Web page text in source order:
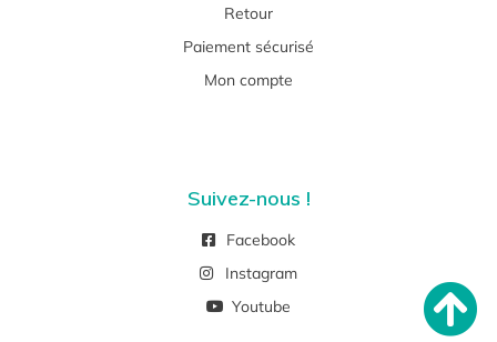
Retour
Paiement sécurisé
Mon compte
Suivez-nous !
Facebook
Instagram
Youtube